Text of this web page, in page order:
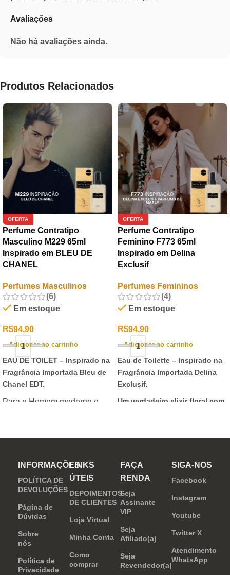
Avaliações
Não há avaliações ainda.
Produtos Relacionados
OFERTA
Perfume Contratipo
Masculino M229 65ml
Inspirado em BLEU DE
CHANEL
Perfumes Masculinos
(6)
Em estoque
R$94,90
Adicionar ao carrinho
EAU DE TOILET – Inspirado na
Fragrância Importada Bleu de
Chanel EDT.
Para o Homem moderno e
inovar sempre, provocando
e determinação.
OFERTA
Perfume Contratipo
Feminino F773 65ml
Inspirado em Delina
Exclusif
Perfumes Femininos
(4)
Em estoque
R$94,90
Adicionar ao carrinho
Eau de Toilette – Inspirado na
Fragrância Importada Delina
Exclusif.
Um verdadeiro elixir floral com
INFORMAÇÕES
POLÍTICA DE
DEVOLUÇÕES
Página de
Dúvidas
Sobre
nós
Política de
Privacidade
LINKS
ÚTEIS
DEPOIMENTOS
DE CLIENTES
Loja Virtual
Minha Conta
Como
comprar
FAÇA
RENDA
Seja
Assinante
VIP
Seja
Afiliado(a)
Seja
Revendedor(a)
SIGA-NOS
Facebook
Instagram
Youtube
Twitter X
Atendimento
WhatsApp